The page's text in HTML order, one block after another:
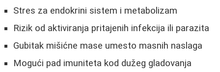
Stres za endokrini sistem i metabolizam
Rizik od aktiviranja pritajenih infekcija ili parazita
Gubitak mišićne mase umesto masnih naslaga
Mogući pad imuniteta kod dužeg gladovanja